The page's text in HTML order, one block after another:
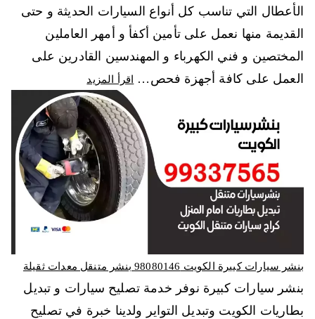
الأعطال التي تناسب كل أنواع السيارات الحديثة و حتى
القديمة منها نعمل على تأمين أكفأ و أمهر العاملين
المختصين و فني الكهرباء و المهندسين القادرين على
العمل على كافة أجهزة فحص…
اقرأ المزيد
بنشر سيارات كبيرة الكويت 98080146‬ بنشر متنقل معدات ثقيلة
بنشر سيارات كبيرة نوفر خدمة تصليح سيارات و تبديل
بطاريات الكويت وتبديل التواير ولدينا خبرة في تصليح